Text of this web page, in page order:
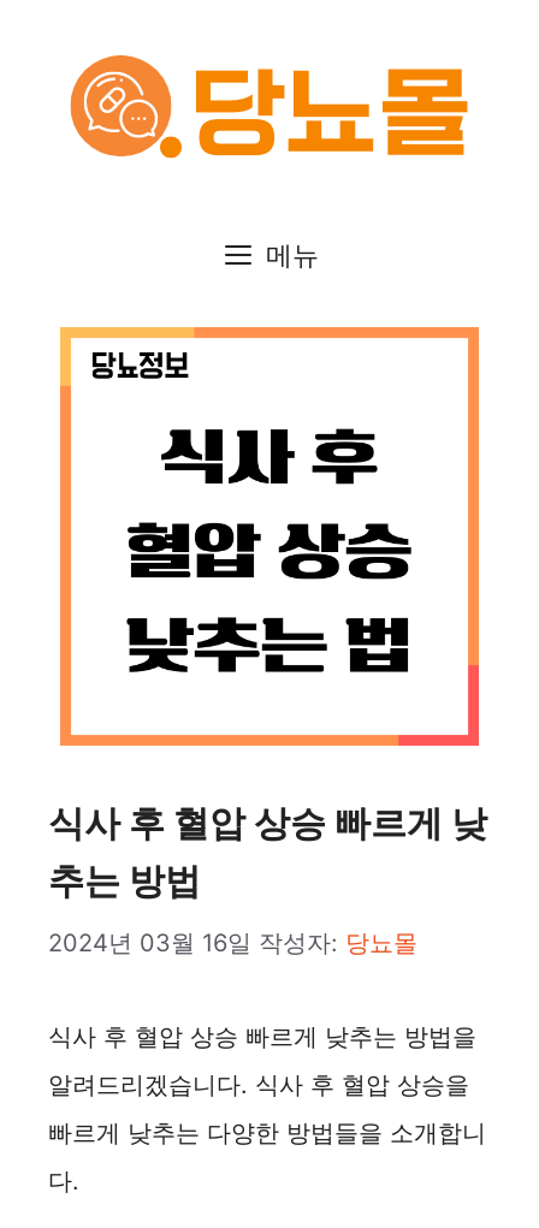
메뉴
식사 후 혈압 상승 빠르게 낮
추는 방법
2024년 03월 16일 작성자: 당뇨몰
식사 후 혈압 상승 빠르게 낮추는 방법을
알려드리겠습니다. 식사 후 혈압 상승을
빠르게 낮추는 다양한 방법들을 소개합니
다.